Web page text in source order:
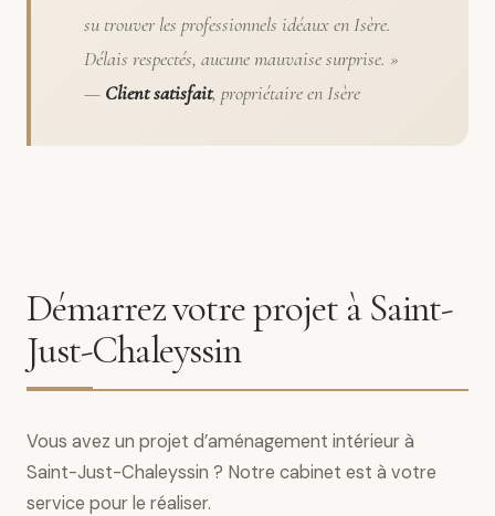
su trouver les professionnels idéaux en Isère.
Délais respectés, aucune mauvaise surprise. »
— Client satisfait, propriétaire en Isère
Démarrez votre projet à Saint-
Just-Chaleyssin
Vous avez un projet d’aménagement intérieur à
Saint-Just-Chaleyssin ? Notre cabinet est à votre
service pour le réaliser.